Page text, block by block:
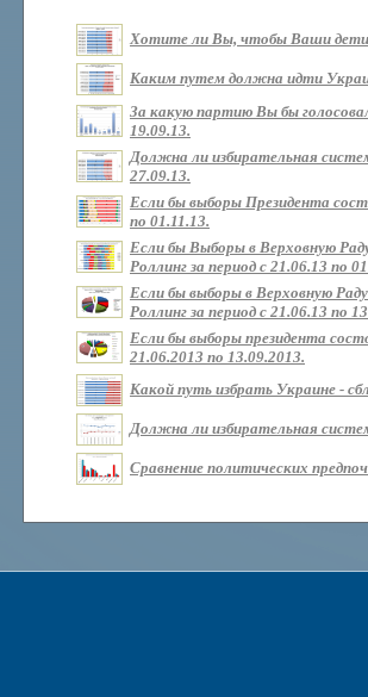
Хотите ли Вы, чтобы Ваши дети
Каким путем должна идти
За какую партию Вы бы
19.09.13.
Должна ли избирательная
27.09.13.
Если бы выборы Президента
по 01.11.13.
Если бы Выборы в Верховную
Роллинг за период с 21.06.13 по
Если бы выборы в Верховную
Роллинг за период с 21.06.13 по
Если бы выборы президента
21.06.2013 по 13.09.2013.
Какой путь избрать Украине -
Должна ли избирательная
Сравнение политических